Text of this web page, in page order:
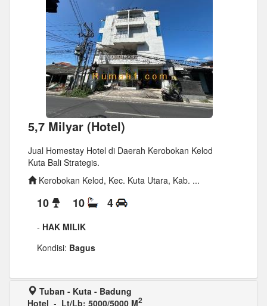
5,7 Milyar (Hotel)
Jual Homestay Hotel di Daerah Kerobokan Kelod
Kuta Bali Strategis.
Kerobokan Kelod, Kec. Kuta Utara, Kab. ...
10 10 4
- HAK MILIK
Kondisi: Bagus
Tuban - Kuta - Badung
Hotel - Lt/Lb: 5000/5000 M2